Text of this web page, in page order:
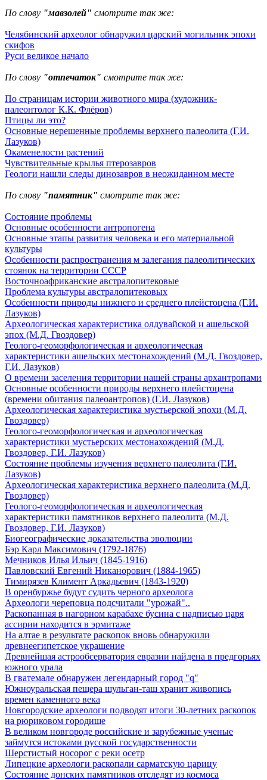
По слову "мавзолей" смотрите так же:
Челябинский археолог обнаружил царский могильник эпохи
скифов
Руси великое начало
По слову "отпечаток" смотрите так же:
По страницам истории животного мира (художник-
палеонтолог К.К. Флёров)
Птицы ли это?
Основные нерешенные проблемы верхнего палеолита (Г.И.
Лазуков)
Окаменелости растений
Чувствительные крылья птерозавров
Геологи нашли следы динозавров в неожиданном месте
По слову "памятник" смотрите так же:
Состояние проблемы
Основные особенности антропогена
Основные этапы развития человека и его материальной
культуры
Особенности распространения м залегания палеолитических
стоянок на территории СССР
Восточноафриканские австралопитековые
Проблема культуры австралопитековых
Особенности природы нижнего и среднего плейстоцена (Г.И.
Лазуков)
Археологическая характеристика олдувайской и ашельской
эпох (М.Д. Гвоздовер)
Геолого-геоморфологическая и археологическая
характеристики ашельских местонахождений (М.Д. Гвоздовер,
Г.И. Лазуков)
О времени заселения территории нашей страны архантропами
Основные особенности природы верхнего плейстоцена
(времени обитания палеоантропов) (Г.И. Лазуков)
Археологическая характеристика мустьерской эпохи (М.Д.
Гвоздовер)
Геолого-геоморфологическая и археологическая
характеристики мустьерских местонахождений (М.Д.
Гвоздовер, Г.И. Лазуков)
Состояние проблемы изучения верхнего палеолита (Г.И.
Лазуков)
Археологическая характеристика верхнего палеолита (М.Д.
Гвоздовер)
Геолого-геоморфологическая и археологическая
характеристики памятников верхнего палеолита (М.Д.
Гвоздовер, Г.И. Лазуков)
Биогеографические доказательства эволюции
Бэр Карл Максимович (1792-1876)
Мечников Илья Ильич (1845-1916)
Павловский Евгений Никанорович (1884-1965)
Тимирязев Климент Аркадьевич (1843-1920)
В оренбуржье будут судить черного археолога
Археологи череповца подсчитали "урожай"..
Раскопанная в нагорном карабахе бусина с надписью царя
ассирии находится в эрмитаже
На алтае в результате раскопок вновь обнаружили
древнеегипетское украшение
Древнейшая астрообсерватория евразии найдена в предгорьях
южного урала
В гватемале обнаружен легендарный город "q"
Южноуральская пещера шульган-таш хранит живопись
времен каменного века
Новгородские археологи подводят итоги 30-летних раскопок
на рюриковом городище
В великом новгороде российские и зарубежные ученые
займутся истоками русской государственности
Шерстистый носорог с реки осетр
Липецкие археологи раскопали сарматскую царицу
Состояние донских памятников отследят из космоса